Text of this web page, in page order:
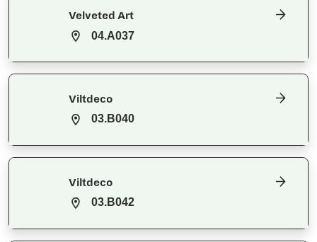
Velveted Art
04.A037
Viltdeco
03.B040
Viltdeco
03.B042